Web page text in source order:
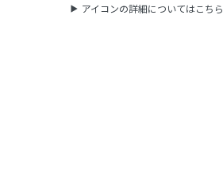
アイコンの詳細についてはこちら